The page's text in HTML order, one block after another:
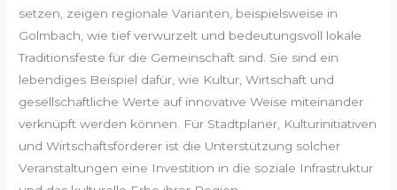
setzen, zeigen regionale Varianten, beispielsweise in
Golmbach, wie tief verwurzelt und bedeutungsvoll lokale
Traditionsfeste für die Gemeinschaft sind. Sie sind ein
lebendiges Beispiel dafür, wie Kultur, Wirtschaft und
gesellschaftliche Werte auf innovative Weise miteinander
verknüpft werden können. Für Stadtplaner, Kulturinitiativen
und Wirtschaftsförderer ist die Unterstützung solcher
Veranstaltungen eine Investition in die soziale Infrastruktur